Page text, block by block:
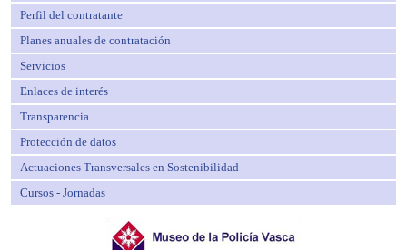
Perfil del contratante
Planes anuales de contratación
Servicios
Enlaces de interés
Transparencia
Protección de datos
Actuaciones Transversales en Sostenibilidad
Cursos - Jornadas